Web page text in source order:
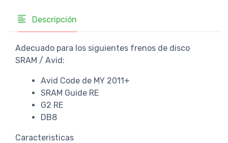
Descripción
Adecuado para los siguientes frenos de disco
SRAM / Avid:
Avid Code de MY 2011+
SRAM Guide RE
G2 RE
DB8
Caracteristicas